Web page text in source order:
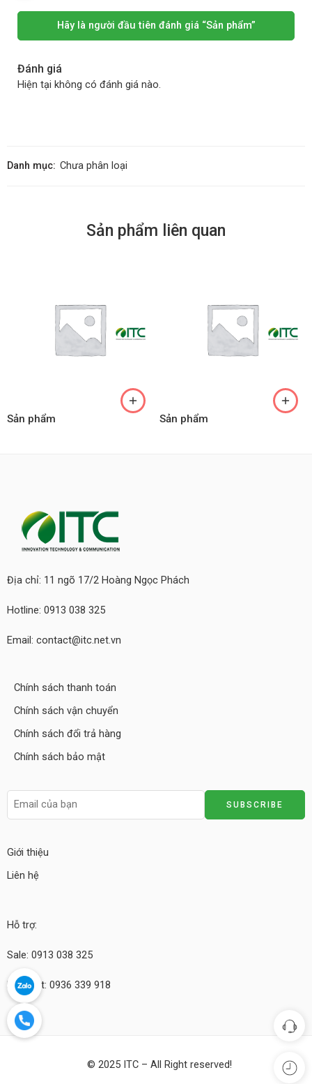
Hãy là người đầu tiên đánh giá “Sản phẩm”
Đánh giá
Hiện tại không có đánh giá nào.
Danh mục: Chưa phân loại
Sản phẩm liên quan
Sản phẩm Sản phẩm
Địa chỉ: 11 ngõ 17/2 Hoàng Ngọc Phách
Hotline: 0913 038 325
Email: contact@itc.net.vn
Chính sách thanh toán
Chính sách vận chuyển
Chính sách đổi trả hàng
Chính sách bảo mật
Giới thiệu
Liên hệ
Hỗ trợ:
Sale: 0913 038 325
Kỹ thuật: 0936 339 918
© 2025 ITC – All Right reserved!